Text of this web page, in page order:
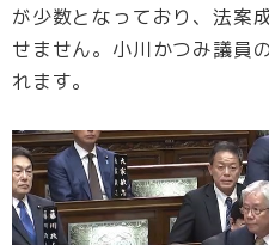
が少数となっており、法案
せません。小川かつみ議員
れます。